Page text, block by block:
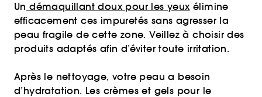
Un démaquillant doux pour les yeuxélimine
efficacement ces impuretés sans agresser la
peau fragile de cette zone. Veillez à choisir des
produits adaptés afin d’éviter toute irritation.
Après le nettoyage, votre peau a besoin
d’hydratation. Les crèmes et gels pour le